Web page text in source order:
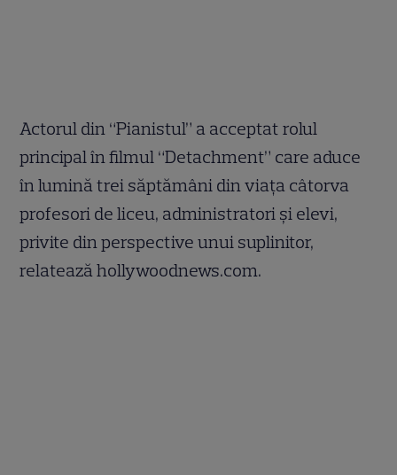
Actorul din “Pianistul” a acceptat rolul
principal în filmul “Detachment” care aduce
în lumină trei săptămâni din viaţa câtorva
profesori de liceu, administratori şi elevi,
privite din perspective unui suplinitor,
relatează hollywoodnews.com.